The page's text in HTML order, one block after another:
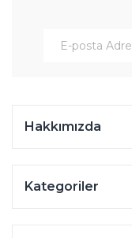
Hakkımızda
Kategoriler